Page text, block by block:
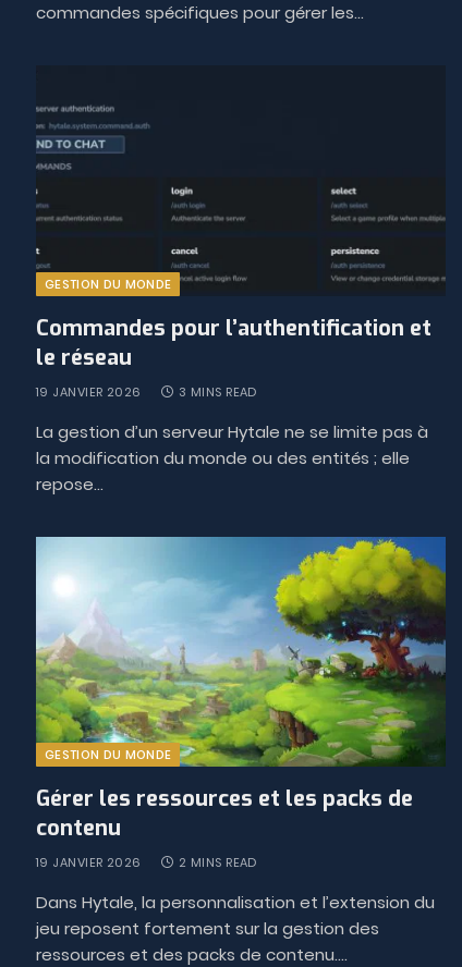
commandes spécifiques pour gérer les…
GESTION DU MONDE
Commandes pour l’authentification et
le réseau
19 JANVIER 2026 3 MINS READ
La gestion d’un serveur Hytale ne se limite pas à
la modification du monde ou des entités ; elle
repose…
GESTION DU MONDE
Gérer les ressources et les packs de
contenu
19 JANVIER 2026 2 MINS READ
Dans Hytale, la personnalisation et l’extension du
jeu reposent fortement sur la gestion des
ressources et des packs de contenu.…